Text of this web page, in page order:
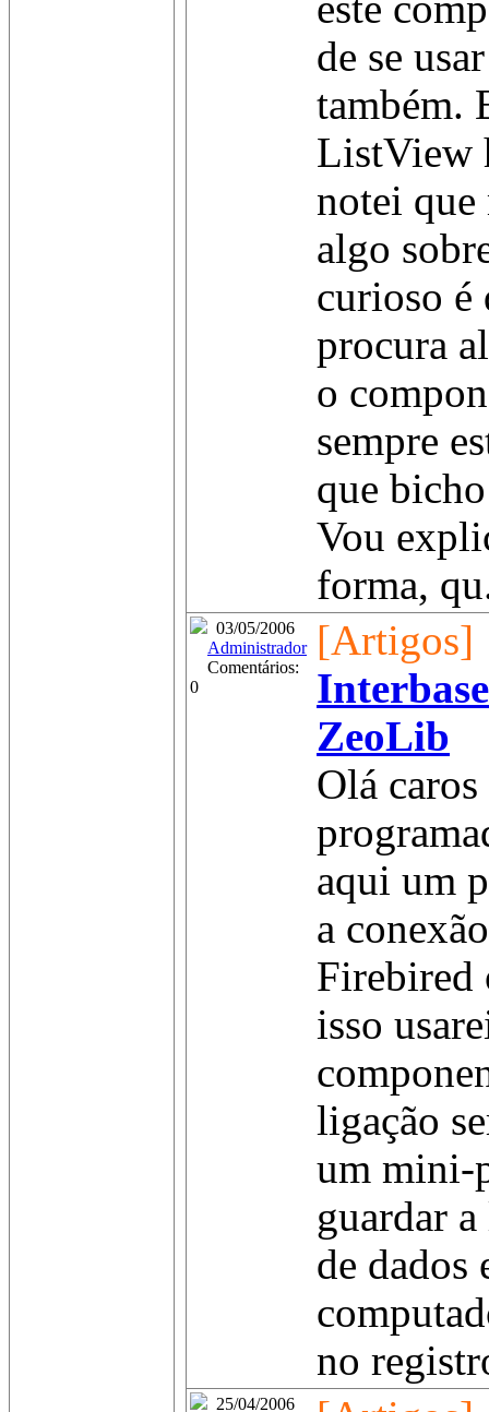
de se
também.
ListView
notei
algo
curioso é
procura
o
sempre
que
Vou
forma,
03/05/2006
Administrador
Comentários:
0
[Artigos]
ZeoLib
Olá
aqui um
a
Firebired
isso
ligação
um mini-
guardar
de dados
no
25/04/2006